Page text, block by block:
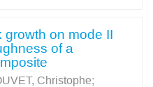
growth on mode II
of a
Christophe;